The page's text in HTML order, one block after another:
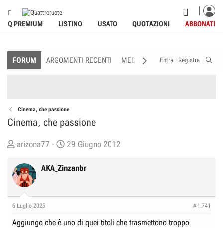
Q PREMIUM LISTINO USATO QUOTAZIONI ABBONATI
FORUM ARGOMENTI RECENTI MEDIA MEMBRI
Entra Registra
Cinema, che passione
Cinema, che passione
C
e
a
o
arizona77
D
t
29 Giugno 2012
AKA_Zinzanbr
6 Luglio 2025 #1.741
Aggiungo che è uno di quei titoli che trasmettono troppo